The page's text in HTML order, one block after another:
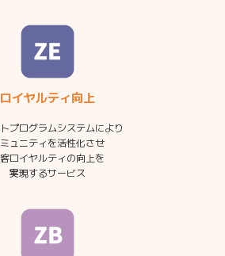
ロイヤルティ向上
プログラムシステムにより
ュニティを活性化させ
ロイヤルティの向上を
実現するサービス